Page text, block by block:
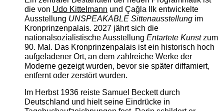
die von Udo Kittelmann und Çağla Ilk entwickelte
Ausstellung UNSPEAKABLE Sittenausstellungim
Kronprinzenpalais. 2027 jährt sich die
nationalsozialistische Ausstellung Entartete Kunstzum
90. Mal. Das Kronprinzenpalais ist ein historisch hoch
aufgeladener Ort, an dem zahlreiche Werke der
Moderne gezeigt wurden, bevor sie später diffamiert,
entfernt oder zerstört wurden.
Im Herbst 1936 reiste Samuel Beckett durch
Deutschland und hielt seine Eindrücke in